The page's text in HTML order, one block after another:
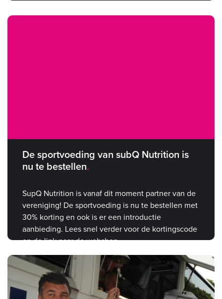
De sportvoeding van subQ Nutrition is
nu te bestellen
SupQ Nutrition is vanaf dit moment partner van de
vereniging! De sportvoeding is nu te bestellen met
30% korting en ook is er een introductie
aanbieding. Lees snel verder voor de kortingscode
en de link naar de webshop.